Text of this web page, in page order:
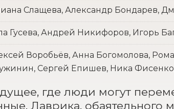
Слащева, Александр Бондарев,
Гусева, Андрей Никифоров, Игорь
Воробьёв, Анна Богомолова,
Сергей Епишев, Ника
где люди могут
Лаврика, обаятельного